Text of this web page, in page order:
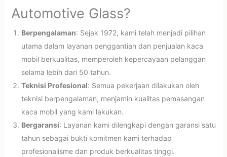
Automotive Glass?
Berpengalaman: Sejak 1972, kami telah menjadi pilihan
utama dalam layanan penggantian dan penjualan kaca
mobil berkualitas, memperoleh kepercayaan pelanggan
selama lebih dari 50 tahun.
Teknisi Profesional: Semua pekerjaan dilakukan oleh
teknisi berpengalaman, menjamin kualitas pemasangan
kaca mobil yang kami lakukan.
Bergaransi: Layanan kami dilengkapi dengan garansi satu
tahun sebagai bukti komitmen kami terhadap
profesionalisme dan produk berkualitas tinggi.